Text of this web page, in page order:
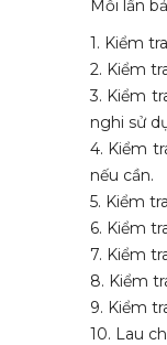
Mỗi lần
1. Kiểm
2. Kiểm
3. Kiểm
nghi sử
4. Kiểm
nếu cần.
5. Kiểm
6. Kiểm
7. Kiểm
8. Kiểm
9. Kiểm
10. Lau